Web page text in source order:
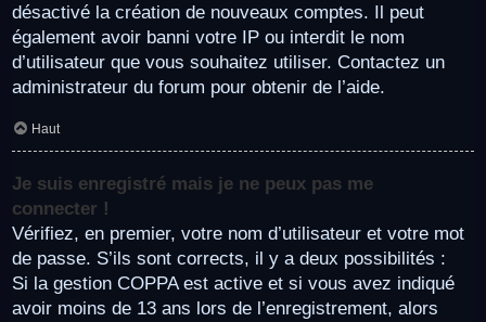
désactivé la création de nouveaux comptes. Il peut
également avoir banni votre IP ou interdit le nom
d’utilisateur que vous souhaitez utiliser. Contactez un
administrateur du forum pour obtenir de l’aide.
Haut
Je suis enregistré mais je ne peux pas me
connecter !
Vérifiez, en premier, votre nom d’utilisateur et votre mot
de passe. S’ils sont corrects, il y a deux possibilités :
Si la gestion COPPA est active et si vous avez indiqué
avoir moins de 13 ans lors de l’enregistrement, alors